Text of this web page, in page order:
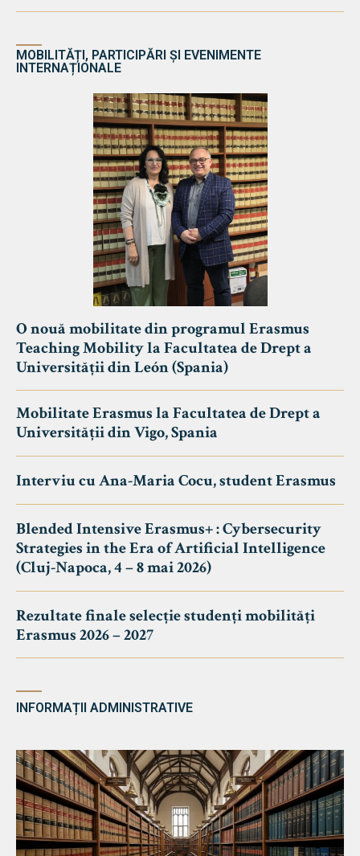
MOBILITĂȚI, PARTICIPĂRI ȘI EVENIMENTE
INTERNAȚIONALE
O nouă mobilitate din programul Erasmus
Teaching Mobility la Facultatea de Drept a
Universității din León (Spania)
Mobilitate Erasmus la Facultatea de Drept a
Universității din Vigo, Spania
Interviu cu Ana-Maria Cocu, student Erasmus
Blended Intensive Erasmus+ : Cybersecurity
Strategies in the Era of Artificial Intelligence
(Cluj-Napoca, 4 – 8 mai 2026)
Rezultate finale selecție studenți mobilități
Erasmus 2026 – 2027
INFORMAȚII ADMINISTRATIVE